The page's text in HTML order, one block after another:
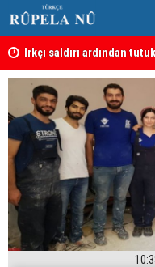
Irkçı saldırı ardından
edildi